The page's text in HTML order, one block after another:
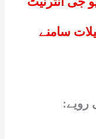
سامنے
رویے: